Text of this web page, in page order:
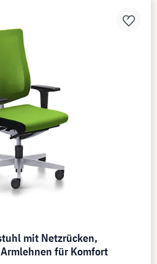
mit Netzrücken,
für Komfort